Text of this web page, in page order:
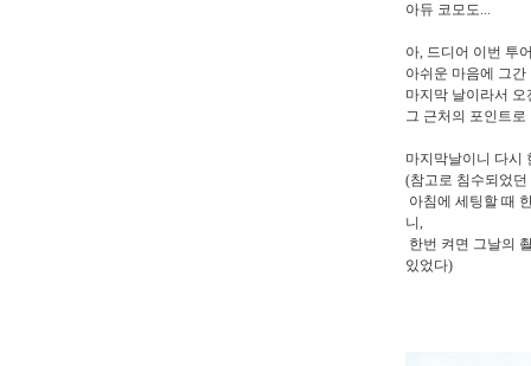
아듀 코모도...
아, 드디어 이번 투
아쉬운 마음에 그
마지막 날이라서
그 근처의 포인트
마지막날이니 다시
(참고로 침수되었
아침에 세팅할 때
니,
한번 켜면 그날의
있었다)